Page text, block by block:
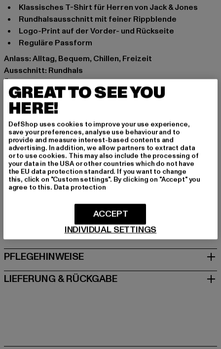
Klassisches T-Shirt für Herren von Jack & Jones
Rundhalsausschnitt mit feiner Rippblende
Logo-Print auf der Vorder- und Rückseite
Reguläre Passform
Anlass: Alltag, Bequem, Chillen, Freizeit
Ausschnitt: Rundhals
Ärmelart: Kurzarm
Marke: Jack and Jones
Kat.: T-Shirts
Farbe: pink
Hersteller Farbe: pink
Materialzusammensetzung: 100% Baumwolle
Art.Nr: 12230672-00185
Hersteller: Bestseller Textilhandels GmbH |
info@bestseller.com
GRÖSSE & PASSFORM
PFLEGEHINWEISE
LIEFERUNG & RÜCKGABE
GREAT TO SEE YOU
HERE!
DefShop uses cookies to improve your use experience,
save your preferences, analyse use behaviour and to
provide and measure interest-based contents and
advertising. In addition, we allow partners to extract data
or to use cookies. This may also include the processing of
your data in the USA or other countries which do not have
the EU data protection standard. If you want to change
this, click on "Custom settings". By clicking on "Accept" you
agree to this. Data protection
INDIVIDUAL SETTINGS
ACCEPT